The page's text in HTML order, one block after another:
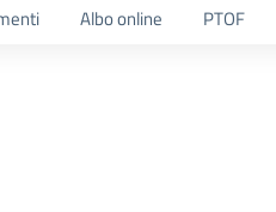
Albo online PTOF